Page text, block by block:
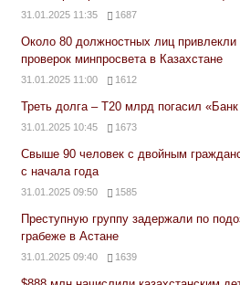
31.01.2025 11:35 1687
Около 80 должностных лиц привлекли
проверок минпросвета в Казахстане
31.01.2025 11:00 1612
Треть долга – Т20 млрд погасил
31.01.2025 10:45 1673
Свыше 90 человек с двойным
с начала года
31.01.2025 09:50 1585
Преступную группу задержали по
грабеже в Астане
31.01.2025 09:40 1639